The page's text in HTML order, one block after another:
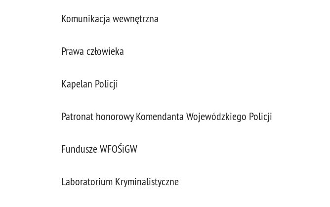
Komunikacja wewnętrzna
Prawa człowieka
Kapelan Policji
Patronat honorowy Komendanta Wojewódzkiego Policji
Fundusze WFOŚiGW
Laboratorium Kryminalistyczne